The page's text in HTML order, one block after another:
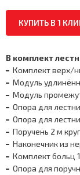
КУПИТЬ В 1
В комплект
Комплект верх/
Модуль
Модуль
Опора для
Опора для
Поручень 2 м
Наконечник из
Комплект больц
Опора для